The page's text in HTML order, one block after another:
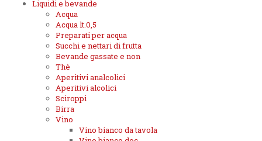
Liquidi e bevande
Acqua
Acqua lt.0,5
Preparati per acqua
Succhi e nettari di frutta
Bevande gassate e non
Thè
Aperitivi analcolici
Aperitivi alcolici
Sciroppi
Birra
Vino
Vino bianco da tavola